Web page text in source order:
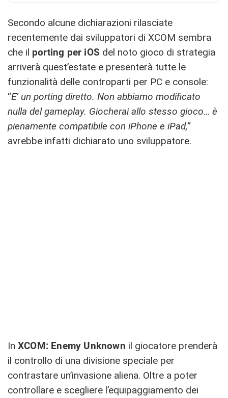
Secondo alcune dichiarazioni rilasciate
recentemente dai sviluppatori di XCOM sembra
che il porting per iOS del noto gioco di strategia
arriverà quest’estate e presenterà tutte le
funzionalità delle controparti per PC e console:
“E’ un porting diretto. Non abbiamo modificato
nulla del gameplay. Giocherai allo stesso gioco… è
pienamente compatibile con iPhone e iPad,”
avrebbe infatti dichiarato uno sviluppatore.
In XCOM: Enemy Unknown il giocatore prenderà
il controllo di una divisione speciale per
contrastare un’invasione aliena. Oltre a poter
controllare e scegliere l’equipaggiamento dei